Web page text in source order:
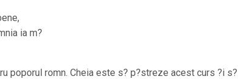
ia m?
poporul romn. Cheia este s? p?streze acest curs ?i s?